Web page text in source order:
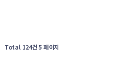
Total 124건5 페이지